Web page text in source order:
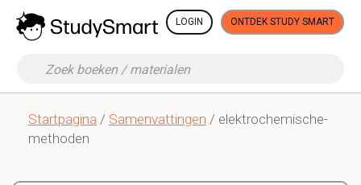
LOGIN ONTDEK STUDY SMART
Startpagina / Samenvattingen / elektrochemische-
methoden